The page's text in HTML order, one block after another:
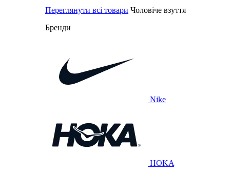
Переглянути всі товари Чоловіче взуття
Бренди
Nike
HOKA